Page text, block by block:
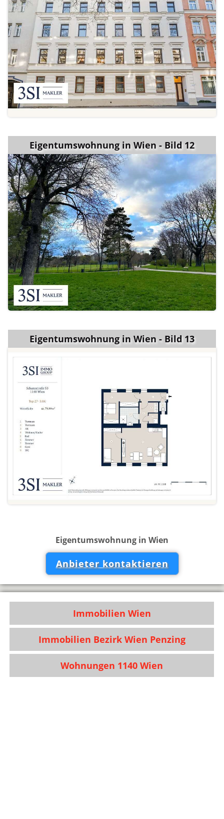
Eigentumswohnung in Wien - Bild 12
Eigentumswohnung in Wien - Bild 13
Eigentumswohnung in Wien
Anbieter kontaktieren
Immobilien Wien
Immobilien Bezirk Wien Penzing
Wohnungen 1140 Wien